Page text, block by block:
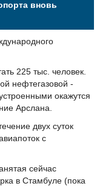
вновь
225 тыс. человек.
нефтегазовой -
окажутся
Арслана.
двух суток
с
сейчас
в Стамбуле (пока